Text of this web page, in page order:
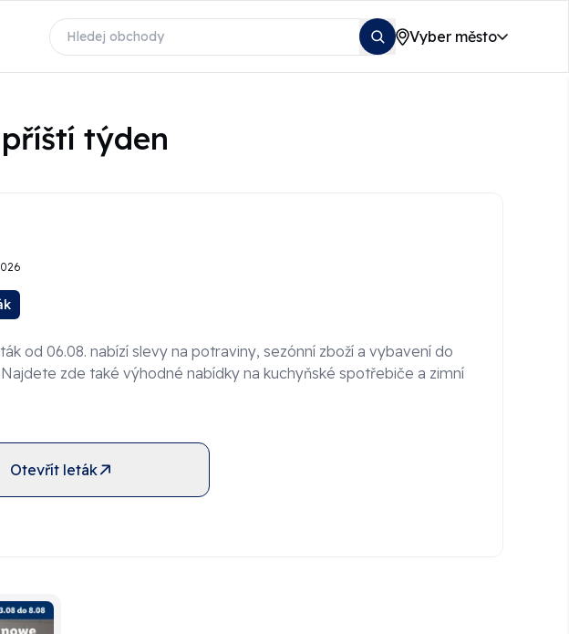
Vyber město
týden
od 06.08. nabízí slevy na potraviny, sezónní zboží a vybavení do
zde také výhodné nabídky na kuchyňské spotřebiče a zimní
Otevřít leták